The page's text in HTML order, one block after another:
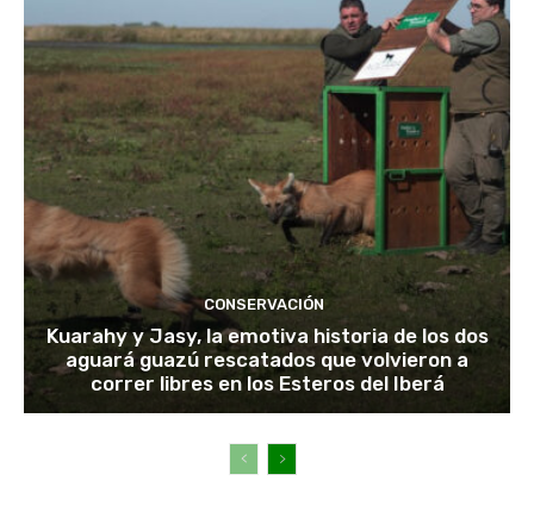
CONSERVACIÓN
Kuarahy y Jasy, la emotiva historia de los dos
aguará guazú rescatados que volvieron a
correr libres en los Esteros del Iberá